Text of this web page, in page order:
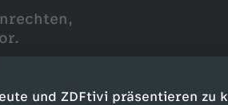
und ZDFtivi präsentieren zu